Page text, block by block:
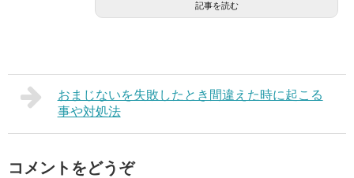
記事を読む
おまじないを失敗したとき間違えた時に起こる
事や対処法
コメントをどうぞ